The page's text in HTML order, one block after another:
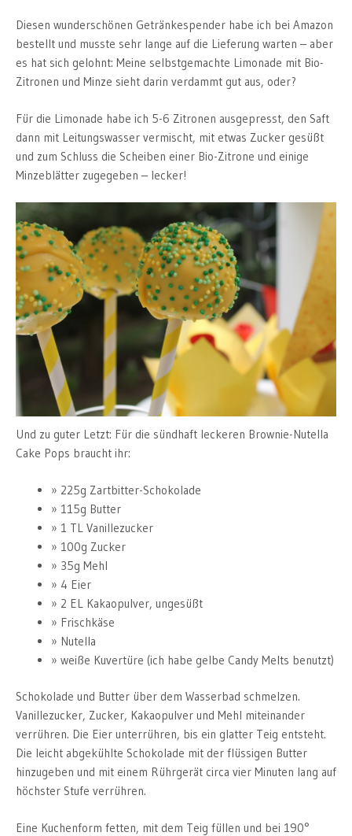
Diesen wunderschönen Getränkespender habe ich bei Amazon
bestellt und musste sehr lange auf die Lieferung warten – aber
es hat sich gelohnt: Meine selbstgemachte Limonade mit Bio-
Zitronen und Minze sieht darin verdammt gut aus, oder?
Für die Limonade habe ich 5-6 Zitronen ausgepresst, den Saft
dann mit Leitungswasser vermischt, mit etwas Zucker gesüßt
und zum Schluss die Scheiben einer Bio-Zitrone und einige
Minzeblätter zugegeben – lecker!
Und zu guter Letzt: Für die sündhaft leckeren Brownie-Nutella
Cake Pops braucht ihr:
225g Zartbitter-Schokolade
115g Butter
1 TL Vanillezucker
100g Zucker
35g Mehl
4 Eier
2 EL Kakaopulver, ungesüßt
Frischkäse
Nutella
weiße Kuvertüre (ich habe gelbe Candy Melts benutzt)
Schokolade und Butter über dem Wasserbad schmelzen.
Vanillezucker, Zucker, Kakaopulver und Mehl miteinander
verrühren. Die Eier unterrühren, bis ein glatter Teig entsteht.
Die leicht abgekühlte Schokolade mit der flüssigen Butter
hinzugeben und mit einem Rührgerät circa vier Minuten lang auf
höchster Stufe verrühren.
Eine Kuchenform fetten, mit dem Teig füllen und bei 190°